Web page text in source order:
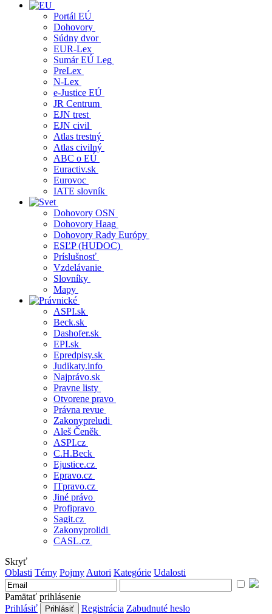
Portál EÚ
Dohovory
Súdny dvor
EUR-Lex
Sumár EÚ Leg
PreLex
N-Lex
e-Justice EÚ
JR Centrum
EJN trest
EJN civil
Atlas trestný
Atlas civilný
ABC o EÚ
Euractiv.sk
Eurovoc
IATE slovník
Dohovory OSN
Dohovory Haag
Dohovory Rady Európy
ESĽP (HUDOC)
Príslušnosť
Vzdelávanie
Slovníky
Mapy
ASPI.sk
Beck.sk
Dashofer.sk
EPI.sk
Epredpisy.sk
Judikaty.info
Najprávo.sk
Pravne listy
Otvorene pravo
Právna revue
Zakonypreludi
Aleš Čeněk
ASPI.cz
C.H.Beck
Ejustice.cz
Epravo.cz
ITpravo.cz
Jiné právo
Profipravo
Sagit.cz
Zakonyprolidi
CASL.cz
Skryť
Oblasti Témy Pojmy Autori Kategórie Udalosti
Pamätať prihlásenie
Prihlásiť
Registrácia Zabudnuté heslo